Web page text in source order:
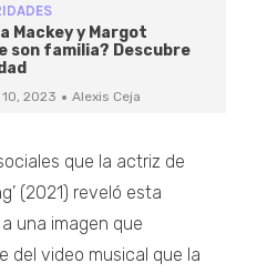
Mackey y Margot
son familia? Descubre
2023 · Alexis Ceja
que la actriz de
(2021) reveló esta
una imagen que
del video musical que la